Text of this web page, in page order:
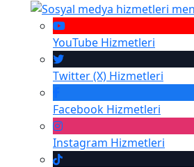
YouTube Hizmetleri
Twitter (X) Hizmetleri
Facebook Hizmetleri
Instagram Hizmetleri